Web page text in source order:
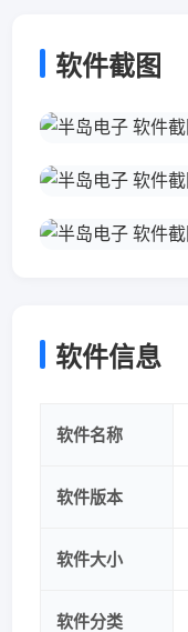
软件截图
软件信息
软件名称
软件版本
软件大小
软件分类